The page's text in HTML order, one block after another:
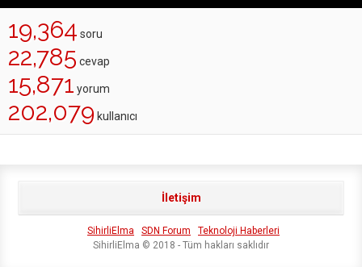
19,364 soru
22,785 cevap
15,871 yorum
202,079 kullanıcı
İletişim
SihirliElma SDN Forum
Teknoloji Haberleri
SihirliElma © 2018 - Tüm hakları saklıdır